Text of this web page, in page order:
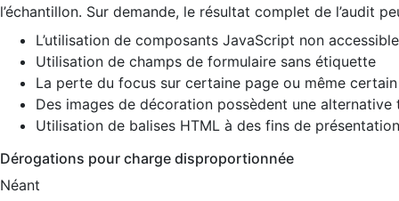
l’échantillon. Sur demande, le résultat complet de l’audit
L’utilisation de composants JavaScript non
Utilisation de champs de formulaire sans étiquette
La perte du focus sur certaine page ou même
Des images de décoration possèdent une alternative
Utilisation de balises HTML à des fins de
Dérogations pour charge disproportionnée
Néant